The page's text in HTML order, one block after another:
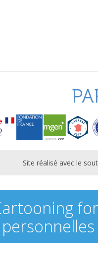
Site réalisé avec le
personnelles